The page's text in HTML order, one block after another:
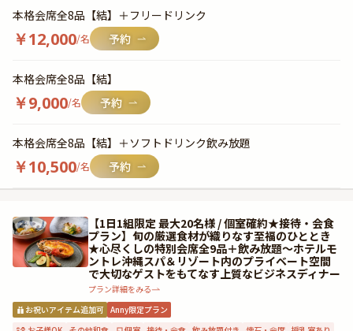
本格会席全8品【結】＋フリードリンク
￥12,000/名
本格会席全8品【結】
￥9,000/名
本格会席全8品【結】＋ソフトドリンク飲み放題
￥10,500/名
【1日1組限定 最大20名様 / 個室確約★接待・会食
プラン】旬の厳選食材が織りなす至福のひととき
★心尽くしの特別会席全9品＋飲み放題〜ホテルモ
ントレ沖縄スパ＆リゾート内のプライベート空間
で大切なゲストをもてなす上質なビジネスディナー
プラン詳細をみる
お祝いアイテム追加可 Anny限定プラン